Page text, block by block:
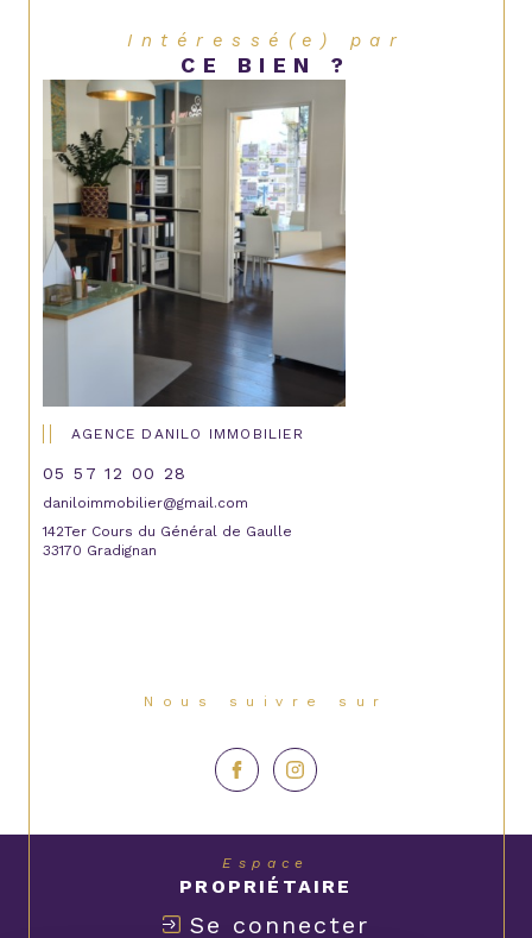
Intéressé(e) par
CE BIEN ?
AGENCE DANILO IMMOBILIER
05 57 12 00 28
daniloimmobilier@gmail.com
142Ter Cours du Général de Gaulle
33170 Gradignan
Nous suivre sur
Espace
PROPRIÉTAIRE
Se connecter